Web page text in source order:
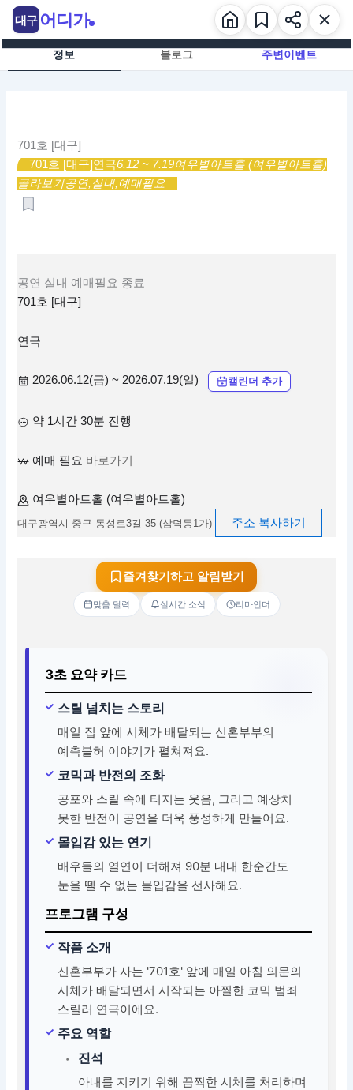
츠
정보 블로그 주변이벤트
701호 [대구]
701호 [대구]연극6.12 ~ 7.19여우별아트홀 (여우별아트홀)
골라보기공연,실내,예매필요
공연 실내 예매필요 종료
701호 [대구]
연극
2026.06.12(금) ~ 2026.07.19(일) 캘린더 추가
약 1시간 30분 진행
예매 필요 바로가기
여우별아트홀 (여우별아트홀)
대구광역시 중구 동성로3길 35 (삼덕동1가) 주소 복사하기
즐겨찾기하고 알림받기
맞춤 달력 실시간 소식 리마인더
3초 요약 카드
스릴 넘치는 스토리
매일 집 앞에 시체가 배달되는 신혼부부의
예측불허 이야기가 펼쳐져요.
코믹과 반전의 조화
공포와 스릴 속에 터지는 웃음, 그리고 예상치
못한 반전이 공연을 더욱 풍성하게 만들어요.
몰입감 있는 연기
배우들의 열연이 더해져 90분 내내 한순간도
눈을 뗄 수 없는 몰입감을 선사해요.
프로그램 구성
작품 소개
신혼부부가 사는 '701호' 앞에 매일 아침 의문의
시체가 배달되면서 시작되는 아찔한 코믹 범죄
스릴러 연극이에요.
주요 역할
진석
아내를 지키기 위해 끔찍한 시체를 처리하며
대구 어디가